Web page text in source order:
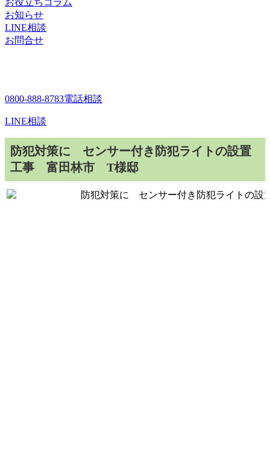
お知らせ
LINE相談
お問合せ
0800-888-8783電話相談
LINE相談
防犯対策に センサー付き防犯ライトの設置
工事 富田林市 T様邸